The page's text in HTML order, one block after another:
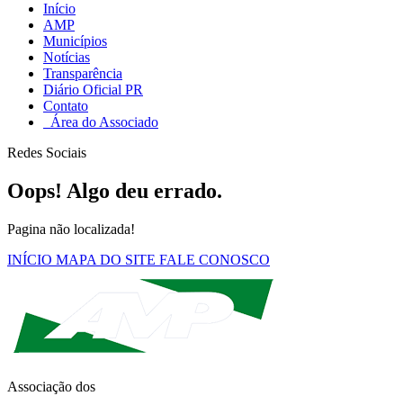
Início
AMP
Municípios
Notícias
Transparência
Diário Oficial PR
Contato
Área do Associado
Redes Sociais
Oops! Algo deu errado.
Pagina não localizada!
INÍCIO MAPA DO SITE FALE CONOSCO
Associação dos